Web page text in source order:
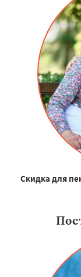
Скидка для